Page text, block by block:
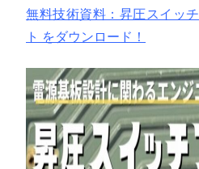
無料技術資料：昇圧スイッ
ト をダウンロード！